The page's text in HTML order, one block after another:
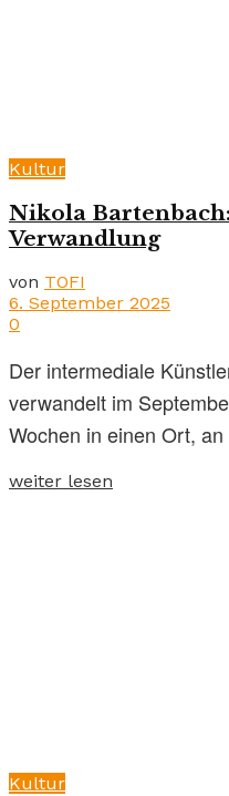
Kultur
Nikola
Verwandlung
von TOFI
6. September 2025
0
Der intermediale
verwandelt im
Wochen in einen Ort,
weiter lesen
Kultur